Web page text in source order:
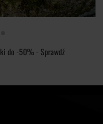
do określonych typów
można znaleźć
dzięki czemu łatwiej
modelu gazu
sprzętu.